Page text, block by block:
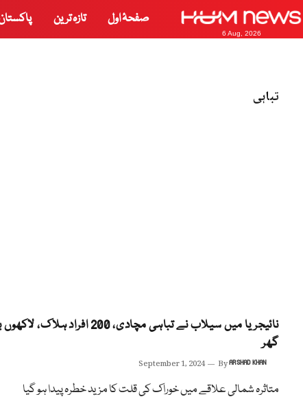
6 Aug, 2026
صفحۂ اول تازہ ترین
تباہی
نائیجریا میں سیلاب نے تباہی مچادی، 200 افراد ہلاک،
گھر
September 1, 2024 ByARSHAD KHAN
متاثرہ شمالی علاقے میں خوراک کی قلت کا مزید خطرہ پیدا ہو گیا